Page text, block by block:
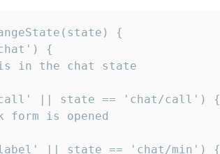
{
{
in the chat state
|| state == 'chat/call') {
form is opened
|| state == 'chat/min') {